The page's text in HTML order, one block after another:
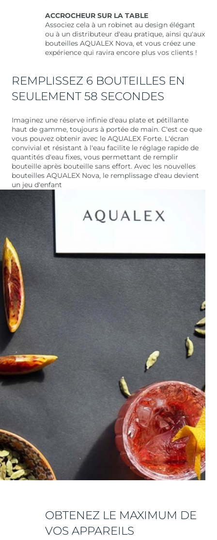
ACCROCHEUR SUR LA TABLE
Associez cela à un robinet au design élégant
ou à un distributeur d'eau pratique, ainsi qu'aux
bouteilles AQUALEX Nova, et vous créez une
expérience qui ravira encore plus vos clients !
REMPLISSEZ 6 BOUTEILLES EN
SEULEMENT 58 SECONDES
Imaginez une réserve infinie d'eau plate et pétillante
haut de gamme, toujours à portée de main. C'est ce que
vous pouvez obtenir avec le AQUALEX Forte. L'écran
convivial et résistant à l'eau facilite le réglage rapide de
quantités d'eau fixes, vous permettant de remplir
bouteille après bouteille sans effort. Avec les nouvelles
bouteilles AQUALEX Nova, le remplissage d'eau devient
un jeu d'enfant
OBTENEZ LE MAXIMUM DE
VOS APPAREILS